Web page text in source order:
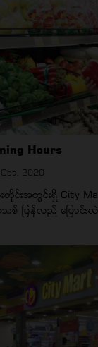
Hours
Oct, 2020
တိုင်းအတွင်းရှိ City
ပြန်လည် ပြောင်း